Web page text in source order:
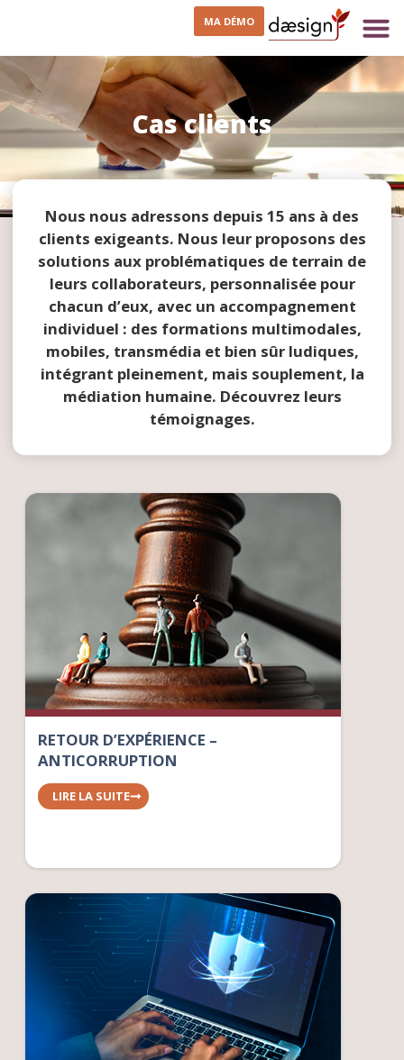
MA DÉMO
Cas clients
Nous nous adressons depuis 15 ans à des
clients exigeants. Nous leur proposons des
solutions aux problématiques de terrain de
leurs collaborateurs, personnalisée pour
chacun d’eux, avec un accompagnement
individuel : des formations multimodales,
mobiles, transmédia et bien sûr ludiques,
intégrant pleinement, mais souplement, la
médiation humaine. Découvrez leurs
témoignages.
RETOUR D’EXPÉRIENCE –
ANTICORRUPTION
LIRE LA SUITE